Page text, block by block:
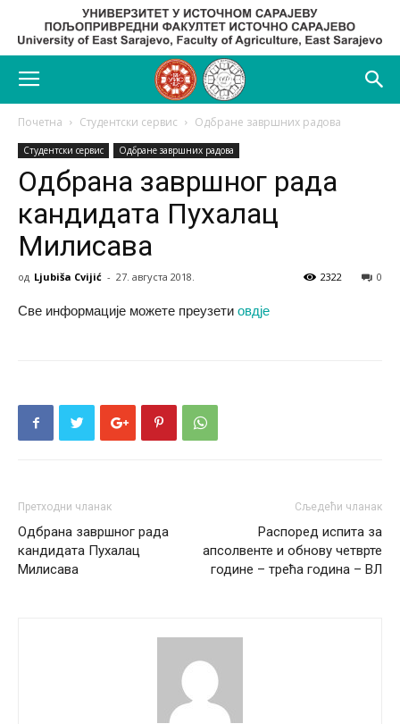
Почетна Студентски сервис Одбране завршних радова
Студентски сервис Одбране завршних радова
Одбрана завршног рада
кандидата Пухалац
Милисава
од Ljubiša Cvijić - 27. августа 2018. 0
2322
Све информације можете преузети овдје
Претходни чланак
Одбрана завршног рада
кандидата Пухалац
Милисава
Сљедећи чланак
Распоред испита за
апсолвенте и обнову четврте
године – трећа година – ВЛ